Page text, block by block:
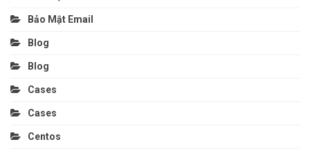
Bảo Mật Email
Blog
Blog
Cases
Cases
Centos